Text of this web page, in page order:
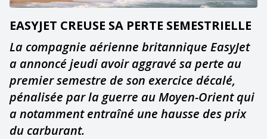
EASYJET CREUSE SA PERTE SEMESTRIELLE
La compagnie aérienne britannique EasyJet
a annoncé jeudi avoir aggravé sa perte au
premier semestre de son exercice décalé,
pénalisée par la guerre au Moyen-Orient qui
a notamment entraîné une hausse des prix
du carburant.